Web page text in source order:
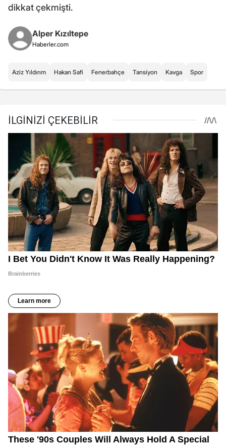
dikkat çekmişti.
Alper Kızıltepe
Haberler.com
Aziz Yıldırım Hakan Safi Fenerbahçe Tansiyon Kavga Spor